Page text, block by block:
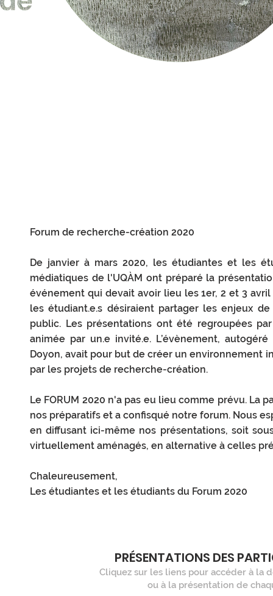
Forum de recherche-création 2020
De janvier à mars 2020, les étudiantes et les
médiatiques de l'UQÀM ont préparé la
événement qui devait avoir lieu les 1er, 2 et 3
les étudiant.e.s désiraient partager les enjeux
public. Les présentations ont été regroupées
animée par un.e invité.e. L’évènement,
Doyon, avait pour but de créer un environnement
par les projets de recherche-création.
Le FORUM 2020 n'a pas eu lieu comme prévu. La
nos préparatifs et a confisqué notre forum. Nous
en diffusant ici-même nos présentations, soit
virtuellement aménagés, en alternative à celles
Chaleureusement,
Les étudiantes et les étudiants du Forum 2020
PRÉSENTATIONS DES
Cliquez sur les liens pour accéder à la
ou à la présentation de